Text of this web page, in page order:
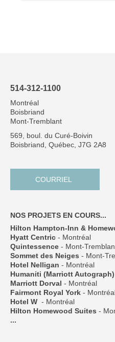
514-312-1100
Montréal
Boisbriand
Mont-Tremblant
569, boul. du Curé-Boivin
Boisbriand, Québec, J7G 2A8
COURRIEL
NOS PROJETS EN COURS...
Hilton Hampton-Inn &
Hyatt Centric - Montréal
Quintessence - Mont-
Sommet des Neiges - Mont-
Hotel Nelligan - Montréal
Humaniti (Marriott Autograph)
Marriott Dorval - Montréal
Fairmont Royal York -
Hotel W - Montréal
Hilton Homewood Suites -
...